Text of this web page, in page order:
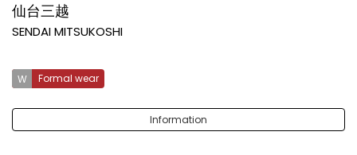
仙台三越
SENDAI MITSUKOSHI
Formal wear
Information